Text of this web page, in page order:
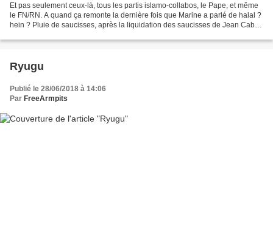
Et pas seulement ceux-là, tous les partis islamo-collabos, le Pape, et même
le FN/RN. A quand ça remonte la dernière fois que Marine a parlé de halal ?
hein ? Pluie de saucisses, après la liquidation des saucisses de Jean Caby
Ryugu
Publié le 28/06/2018 à 14:06
Par FreeArmpits